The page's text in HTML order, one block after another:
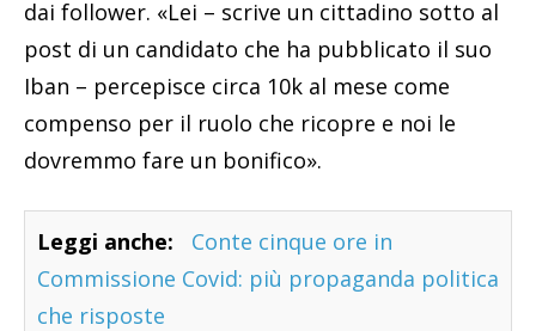
dai follower. «Lei – scrive un cittadino sotto al
post di un candidato che ha pubblicato il suo
Iban – percepisce circa 10k al mese come
compenso per il ruolo che ricopre e noi le
dovremmo fare un bonifico».
Leggi anche:
Conte cinque ore in
Commissione Covid: più propaganda politica
che risposte